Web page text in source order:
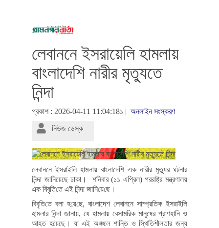
লেবাননে ইসরায়েলি হামলায়
বাংলাদেশি নারীর মৃত্যুতে
নিন্দা
প্রকাশ : 2026-04-11 11:04:18১ | অনলাইন সংস্করণ
নিউজ ডেস্ক
লেবাননে ইসরাইলি হামলায় বাংলাদেশি এক নারীর মৃত্যুর ঘটনার
নিন্দা জানিয়েছে ঢাকা। শনিবার (১১ এপ্রিল) পররাষ্ট্র মন্ত্রণালয়
এক বিবৃ‌তি‌তে এই নিন্দা জা‌নি‌য়ে‌ছে।
বিবৃ‌তি‌তে বলা হ‌য়ে‌ছে, বাংলাদেশ লেবাননে সাম্প্রতিক ইসরাইলি
হামলার নিন্দা জানায়, যে হামলায় বেসামরিক মানুষের প্রাণহানি ও
আহত হয়েছে। যা এই অঞ্চলে শান্তি ও স্থিতিশীলতার জন্য